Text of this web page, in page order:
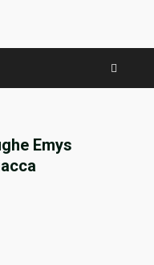
Emys